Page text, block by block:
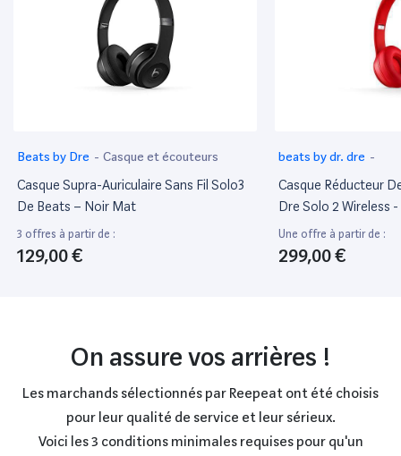
Beats by Dre - Casque et écouteurs
Casque Supra-Auriculaire Sans Fil Solo3
De Beats – Noir Mat
3 offres à partir de :
129,00 €
beats by dr. dre -
Casque Réducteur
Dre Solo 2 Wireless
Une offre à partir de :
299,00 €
On assure vos arrières !
Les marchands sélectionnés par Reepeat ont été choisis
pour leur qualité de service et leur sérieux.
Voici les 3 conditions minimales requises pour qu'un